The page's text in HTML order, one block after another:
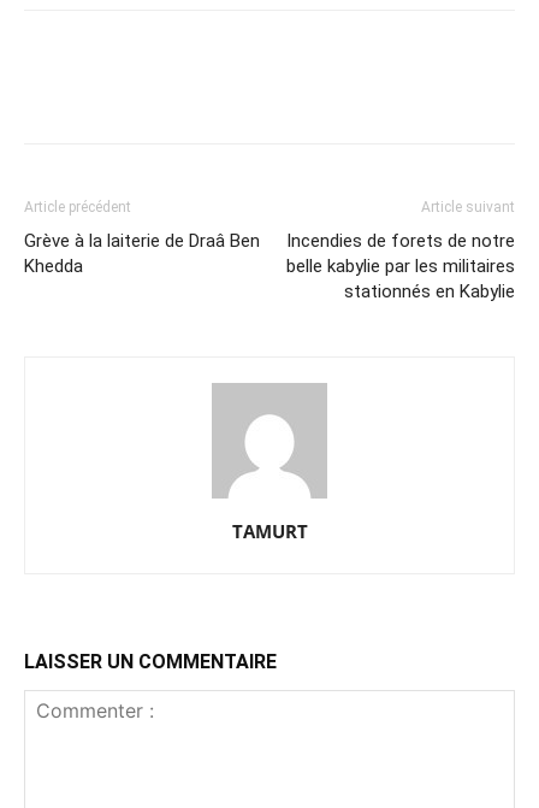
Article précédent
Grève à la laiterie de Draâ Ben
Khedda
Article suivant
Incendies de forets de notre
belle kabylie par les militaires
stationnés en Kabylie
TAMURT
LAISSER UN COMMENTAIRE